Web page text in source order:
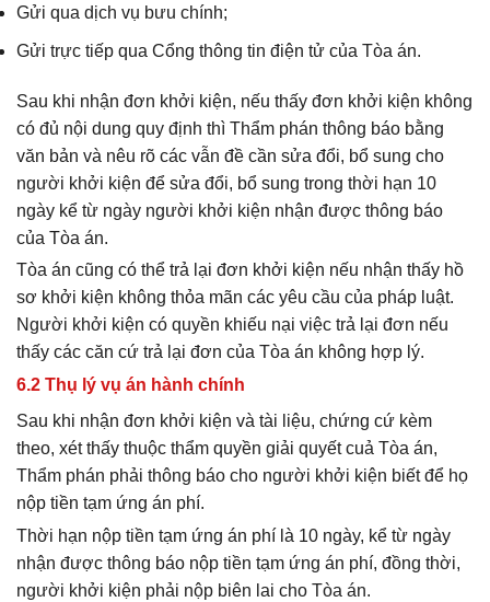
Gửi qua dịch vụ bưu chính;
Gửi trực tiếp qua Cổng thông tin điện tử của Tòa án.
Sau khi nhận đơn khởi kiện, nếu thấy đơn khởi kiện không
có đủ nội dung quy định thì Thẩm phán thông báo bằng
văn bản và nêu rõ các vẫn đề cần sửa đổi, bổ sung cho
người khởi kiện để sửa đổi, bổ sung trong thời hạn 10
ngày kể từ ngày người khởi kiện nhận được thông báo
của Tòa án.
Tòa án cũng có thể trả lại đơn khởi kiện nếu nhận thấy hồ
sơ khởi kiện không thỏa mãn các yêu cầu của pháp luật.
Người khởi kiện có quyền khiếu nại việc trả lại đơn nếu
thấy các căn cứ trả lại đơn của Tòa án không hợp lý.
6.2 Thụ lý vụ án hành chính
Sau khi nhận đơn khởi kiện và tài liệu, chứng cứ kèm
theo, xét thấy thuộc thẩm quyền giải quyết cuả Tòa án,
Thẩm phán phải thông báo cho người khởi kiện biết để họ
nộp tiền tạm ứng án phí.
Thời hạn nộp tiền tạm ứng án phí là 10 ngày, kể từ ngày
nhận được thông báo nộp tiền tạm ứng án phí, đồng thời,
người khởi kiện phải nộp biên lai cho Tòa án.